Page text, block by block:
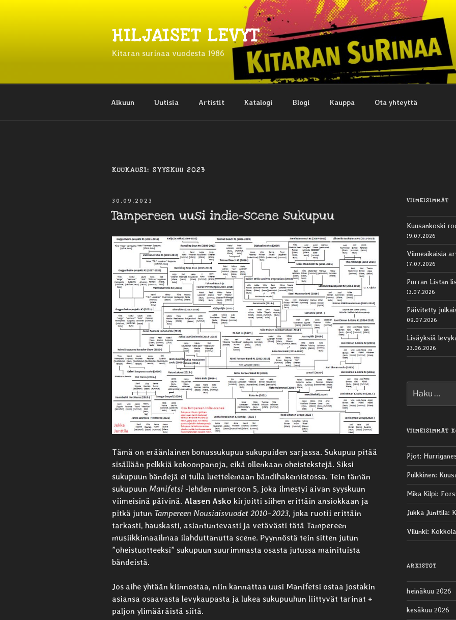
HILJAISET LEVYT
Kitaran surinaa vuodesta 1986
Alkuun Uutisia Artistit Katalogi Blogi Kauppa Ota yhteyttä
KUUKAUSI: SYYSKUU 2023
JULKAISTU
30.09.2023
Tampereen uusi indie-scene sukupuu
Tämä on eräänlainen bonussukupuu sukupuiden sarjassa. Sukupuu pitää
sisällään pelkkiä kokoonpanoja, eikä ollenkaan oheistekstejä. Siksi
sukupuun bändejä ei tulla luettelemaan bändihakemistossa. Tein tämän
sukupuun Manifetsi -lehden numeroon 5, joka ilmestyi aivan syyskuun
viimeisinä päivinä. Alasen Asko kirjoitti siihen erittäin ansiokkaan ja
pitkä jutun Tampereen Nousiaisvuodet 2010–2023, joka ruotii erittäin
tarkasti, hauskasti, asiantuntevasti ja vetävästi tätä Tampereen
musiikkimaailmaa ilahduttanutta scene. Pyynnöstä tein sitten jutun
”oheistuotteeksi” sukupuun suurimmasta osasta jutussa mainituista
bändeistä.
Jos aihe yhtään kiinnostaa, niin kannattaa uusi Manifetsi ostaa jostakin
asiansa osaavasta levykaupasta ja lukea sukupuuhun liittyvät tarinat +
paljon ylimääräistä siitä.
VIIMEISIMMÄT
Kuusankoski
19.07.2026
Viimeaikaisia
17.07.2026
Purran Listan
13.07.2026
Päivitetty
09.07.2026
Lisäyksiä
23.06.2026
VIIMEISIMMÄT
Pjot:
Pulkkinen:
Mika Kilpi:
Jukka Junttila:
Vilunki:
ARKISTOT
heinäkuu 2026
kesäkuu 2026